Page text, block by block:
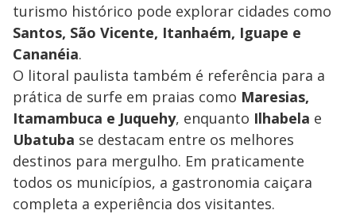
turismo histórico pode explorar cidades como
Santos, São Vicente, Itanhaém, Iguape e
Cananéia.
O litoral paulista também é referência para a
prática de surfe em praias como Maresias,
Itamambuca e Juquehy, enquanto Ilhabela e
Ubatuba se destacam entre os melhores
destinos para mergulho. Em praticamente
todos os municípios, a gastronomia caiçara
completa a experiência dos visitantes.